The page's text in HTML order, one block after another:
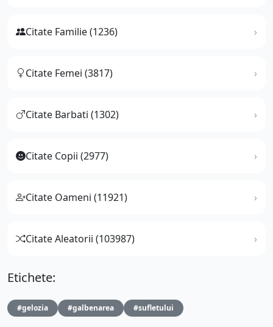
Citate Familie (1236)
Citate Femei (3817)
Citate Barbati (1302)
Citate Copii (2977)
Citate Oameni (11921)
Citate Aleatorii (103987)
Etichete:
#gelozia #galbenarea #sufletului